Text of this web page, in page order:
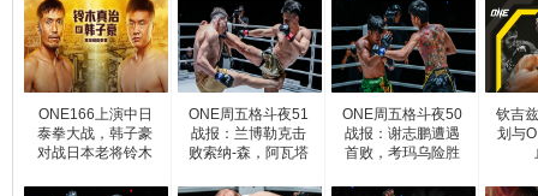
ONE166上演中日
泰拳大战，韩子豪
对战日本老将铃木
ONE周五格斗夜51
战报：兰博勒克击
败索纳-森，阿瓦塔
ONE周五格斗夜50
战报：谢志鹏遭遇
首败，考玛乌险胜
钦吉
划与